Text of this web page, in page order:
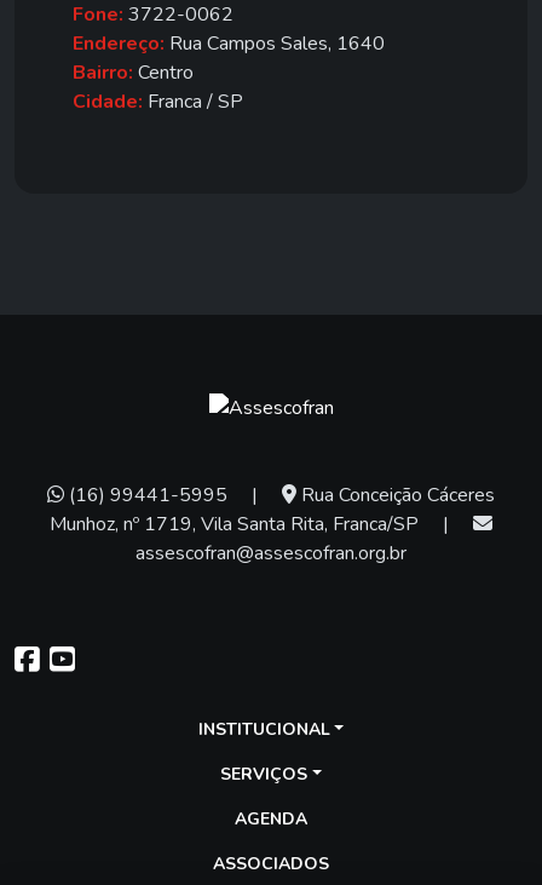
Fone: 3722-0062
Endereço: Rua Campos Sales, 1640
Bairro: Centro
Cidade: Franca / SP
(16) 99441-5995 |
Rua Conceição Cáceres
Munhoz, nº 1719, Vila Santa Rita, Franca/SP
|
assescofran@assescofran.org.br
INSTITUCIONAL
SERVIÇOS
AGENDA
ASSOCIADOS